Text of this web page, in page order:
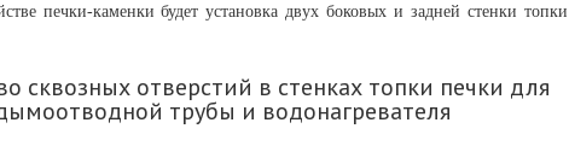
печки-каменки будет установка двух боковых и задней стенки топки
сквозных отверстий в стенках топки печки для
трубы и водонагревателя